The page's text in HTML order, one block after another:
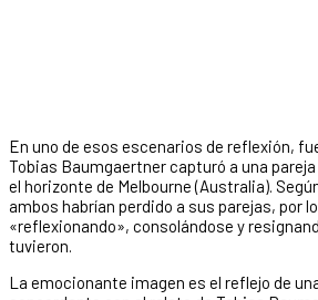
En uno de esos escenarios de reflexión,
Tobias Baumgaertner capturó a una
el horizonte de Melbourne (Australia).
ambos habrían perdido a sus parejas, por
«reflexionando», consolándose y
tuvieron.
La emocionante imagen es el reflejo de